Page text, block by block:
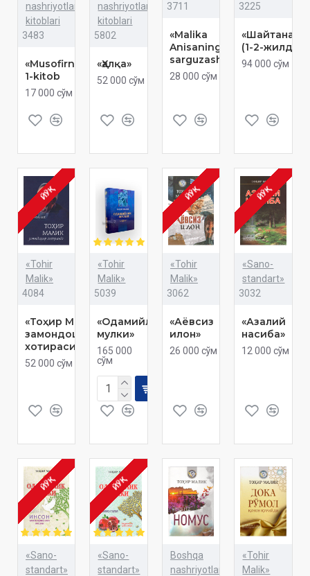
nashriyotlar
kitoblari
3483
«Musofirnoma»
1-kitob
17 000 сўм
nashriyotlar
kitoblari
5802
«Ҳалқа»
52 000 сўм
3711
«Malika
Anisaning
sarguzashtlari»
28 000 сўм
3225
«Шайтанат»
(1-2-жилд)
94 000 сўм
ЙЎҚ
«Tohir
Malik»
4084
«Тоҳир Малик
замондошлар
хотирасида»
52 000 сўм
«Tohir
Malik»
5039
«Одамийлик
мулки»
165 000
сўм
ЙЎҚ
«Tohir
Malik»
3062
«Аёвсиз
илон»
26 000 сўм
ЙЎҚ
«Sano-
standart»
3032
«Азалий
насиба»
12 000 сўм
ЙЎҚ
«Sano-
standart»
ЙЎҚ
«Sano-
standart»
Boshqa
nashriyotlar
«Tohir
Malik»